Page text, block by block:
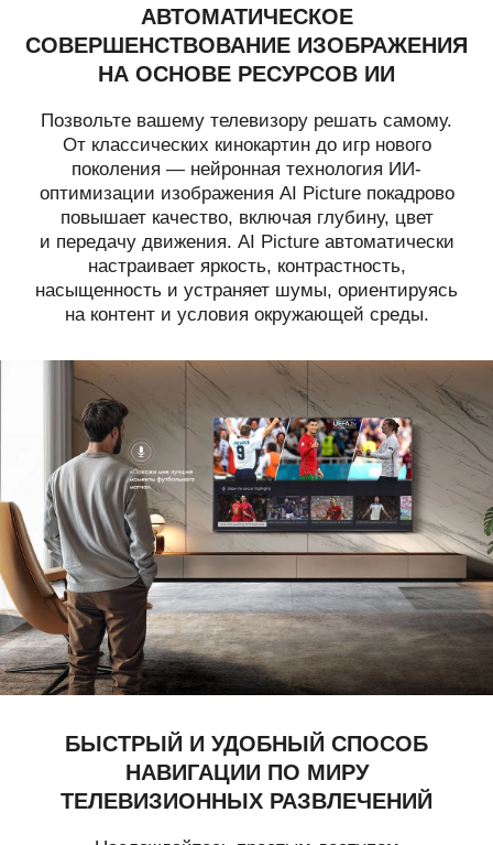
АВТОМАТИЧЕСКОЕ
СОВЕРШЕНСТВОВАНИЕ ИЗОБРАЖЕНИЯ
НА ОСНОВЕ РЕСУРСОВ ИИ
Позвольте вашему телевизору решать самому.
От классических кинокартин до игр нового
поколения — нейронная технология ИИ-
оптимизации изображения AI Picture покадрово
повышает качество, включая глубину, цвет
и передачу движения. AI Picture автоматически
настраивает яркость, контрастность,
насыщенность и устраняет шумы, ориентируясь
на контент и условия окружающей среды.
БЫСТРЫЙ И УДОБНЫЙ СПОСОБ
НАВИГАЦИИ ПО МИРУ
ТЕЛЕВИЗИОННЫХ РАЗВЛЕЧЕНИЙ